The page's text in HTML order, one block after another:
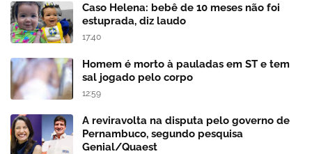
Caso Helena: bebê de 10 meses não foi
estuprada, diz laudo
17:40
Homem é morto à pauladas em ST e tem
sal jogado pelo corpo
12:59
A reviravolta na disputa pelo governo de
Pernambuco, segundo pesquisa
Genial/Quaest